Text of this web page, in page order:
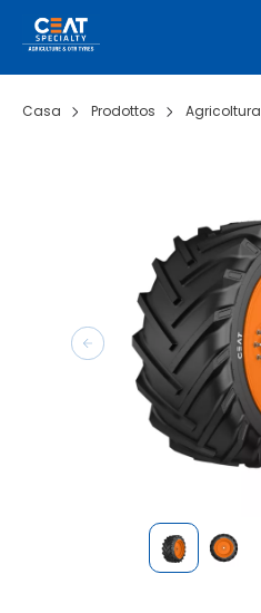
Casa Prodottos Agricoltura